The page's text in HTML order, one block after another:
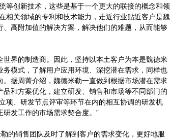
等创新技术，这些是基于一个更大的联接的概念和领
相关领域的专利和技术能力，走近行业贴近客户是魏
高附加值的解决方案，解决他们的难题，从而能够
界的制造商。因此，坚持以本土客户为本是魏德米
模式，了解用户应用环境、深挖潜在需求，同样也
据周菁介绍，魏德米勒一直做到根据市场潜在需求
和方案优化，建立研发、销售和市场等不同部门的
项、研发节点评审等环节在内的相互协调的研发机
发工作的市场需求契合度。”
的销售团队及时了解到客户的需求变化，更好地服